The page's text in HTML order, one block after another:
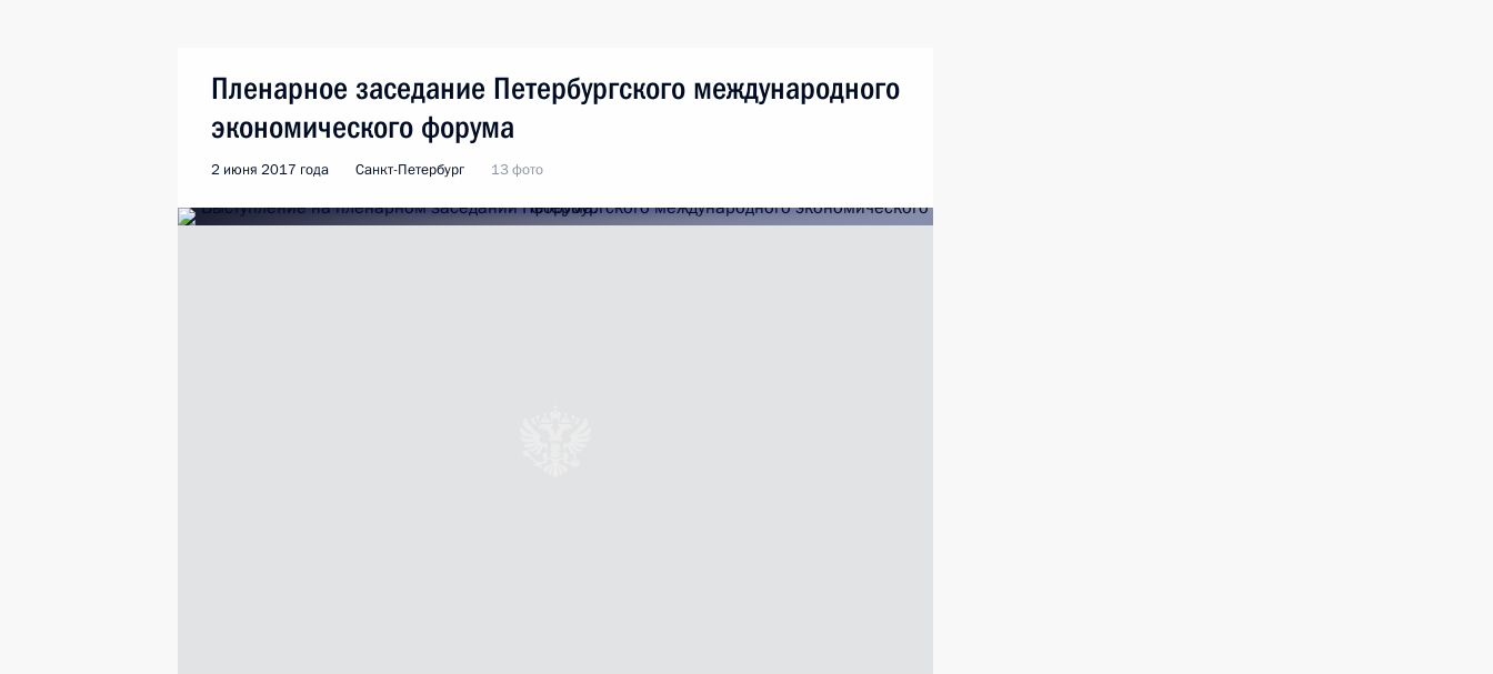
Пленарное заседание Петербургского международного
экономического форума
2 июня 2017 года Санкт-Петербург 13 фото